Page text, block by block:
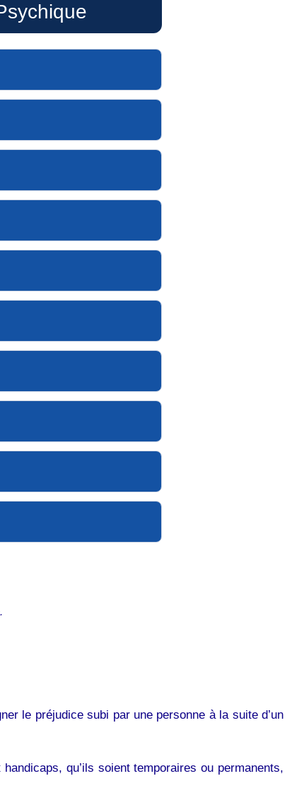
le préjudice subi par une personne à la suite d’un
qu’ils soient temporaires ou permanents,